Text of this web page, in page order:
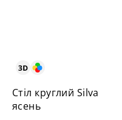
Стіл круглий Silva
ясень